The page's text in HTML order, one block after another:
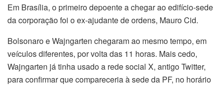
Em Brasília, o primeiro depoente a chegar ao edifício-sede
da corporação foi o ex-ajudante de ordens, Mauro Cid.
Bolsonaro e Wajngarten chegaram ao mesmo tempo, em
veículos diferentes, por volta das 11 horas. Mais cedo,
Wajngarten já tinha usado a rede social X, antigo Twitter,
para confirmar que compareceria à sede da PF, no horário